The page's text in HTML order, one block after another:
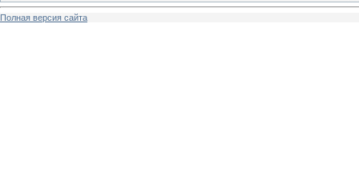
Полная версия сайта